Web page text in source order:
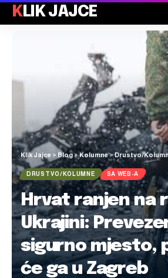
KLIK JAJCE
Klik Jajce > Blog>Kolumne>Drustvo/
DRUSTVO/KOLUMNE SA WEB-A
Hrvat ranjen na
Ukrajini:
sigurno mjesto,
će ga u Zagreb